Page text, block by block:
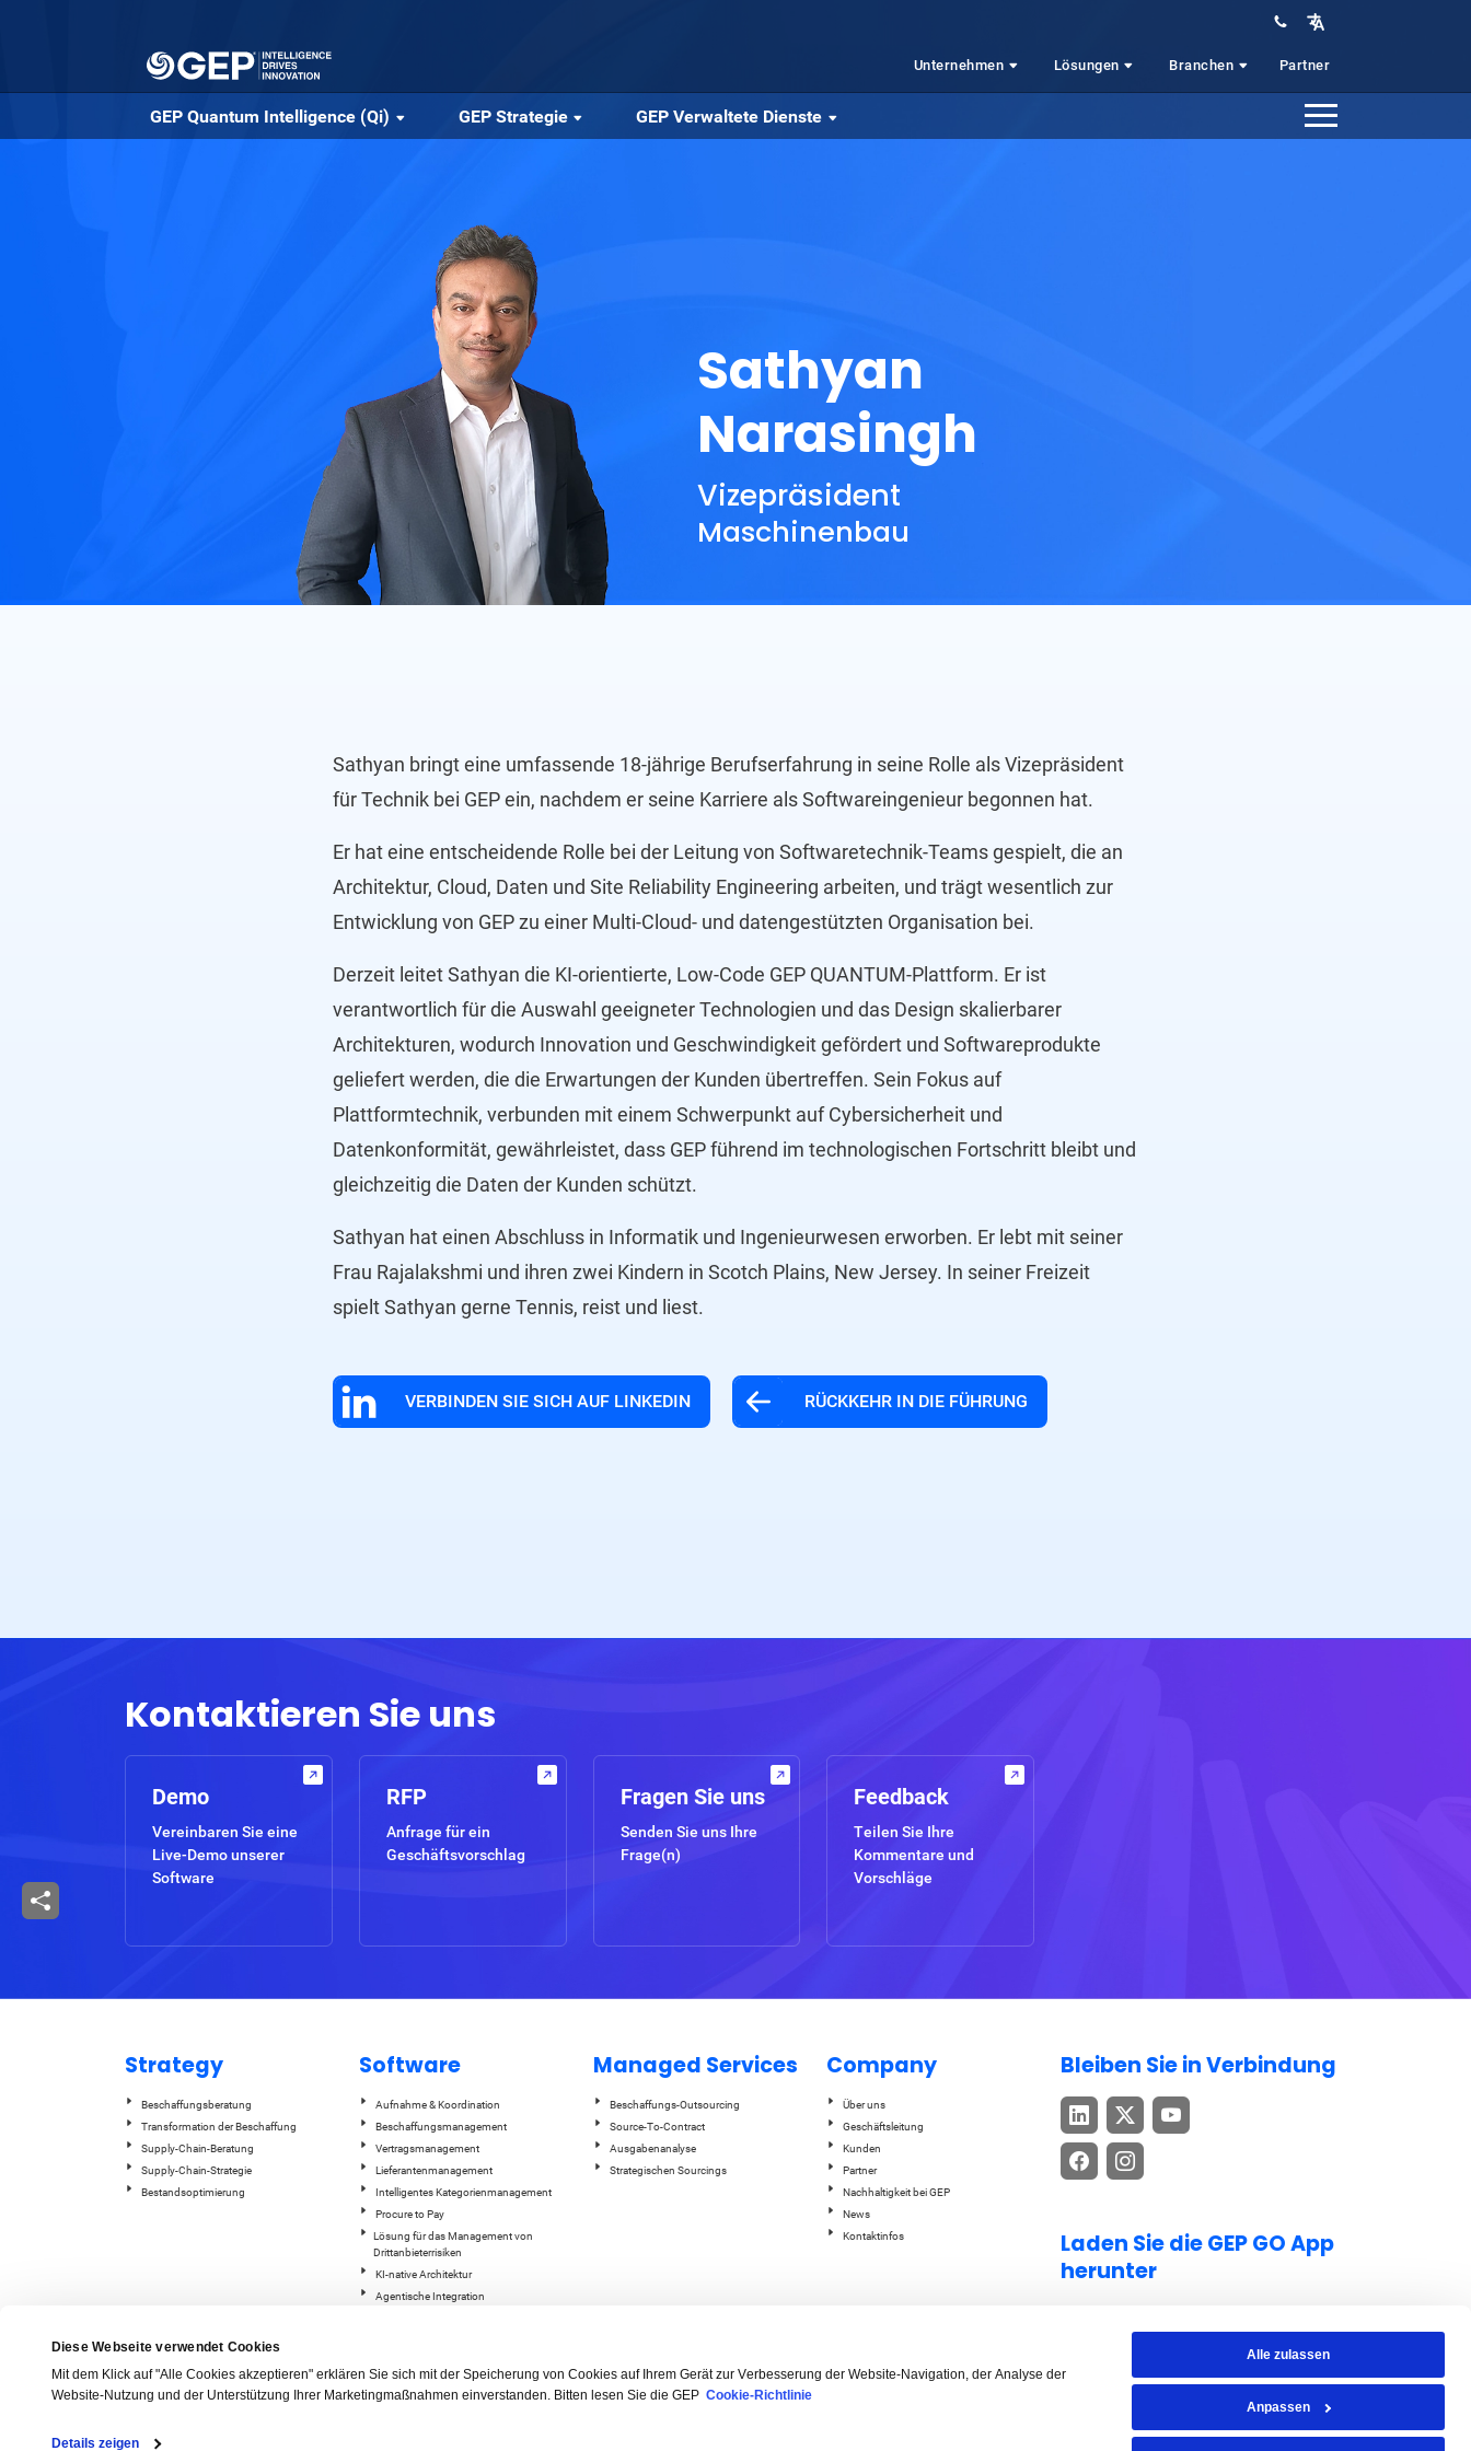
Diese Webseite verwendet Cookies
Mit dem Klick auf "Alle Cookies akzeptieren" erklären Sie sich mit der Speicherung von Cookies auf Ihrem Gerät zur Verbesserung der Website-Navigation, der Analyse der
Website-Nutzung und der Unterstützung Ihrer Marketingmaßnahmen einverstanden. Bitten lesen Sie die GEP Cookie-Richtlinie
Details zeigen
Alle zulassen
Anpassen
Unternehmen Lösungen Branchen Partner
GEP Quantum Intelligence (Qi) GEP Strategie GEP Verwaltete Dienste
Sathyan
Narasingh
Vizepräsident
Maschinenbau
Sathyan bringt eine umfassende 18-jährige Berufserfahrung in seine Rolle als Vizepräsident
für Technik bei GEP ein, nachdem er seine Karriere als Softwareingenieur begonnen hat.
Er hat eine entscheidende Rolle bei der Leitung von Softwaretechnik-Teams gespielt, die an
Architektur, Cloud, Daten und Site Reliability Engineering arbeiten, und trägt wesentlich zur
Entwicklung von GEP zu einer Multi-Cloud- und datengestützten Organisation bei.
Derzeit leitet Sathyan die KI-orientierte, Low-Code GEP QUANTUM-Plattform. Er ist
verantwortlich für die Auswahl geeigneter Technologien und das Design skalierbarer
Architekturen, wodurch Innovation und Geschwindigkeit gefördert und Softwareprodukte
geliefert werden, die die Erwartungen der Kunden übertreffen. Sein Fokus auf
Plattformtechnik, verbunden mit einem Schwerpunkt auf Cybersicherheit und
Datenkonformität, gewährleistet, dass GEP führend im technologischen Fortschritt bleibt und
gleichzeitig die Daten der Kunden schützt.
Sathyan hat einen Abschluss in Informatik und Ingenieurwesen erworben. Er lebt mit seiner
Frau Rajalakshmi und ihren zwei Kindern in Scotch Plains, New Jersey. In seiner Freizeit
spielt Sathyan gerne Tennis, reist und liest.
VERBINDEN SIE SICH AUF LINKEDIN RÜCKKEHR IN DIE FÜHRUNG
Kontaktieren Sie uns
Demo
Vereinbaren Sie eine
Live-Demo unserer
Software
RFP
Anfrage für ein
Geschäftsvorschlag
Fragen Sie uns
Senden Sie uns Ihre
Frage(n)
Feedback
Teilen Sie Ihre
Kommentare und
Vorschläge
Strategy
Beschaffungsberatung
Transformation der Beschaffung
Supply-Chain-Beratung
Supply-Chain-Strategie
Bestandsoptimierung
Software
Aufnahme & Koordination
Beschaffungsmanagement
Vertragsmanagement
Lieferantenmanagement
Intelligentes Kategorienmanagement
Procure to Pay
Lösung für das Management von
Drittanbieterrisiken
KI-native Architektur
Agentische Integration
Managed Services
Beschaffungs-Outsourcing
Source-To-Contract
Ausgabenanalyse
Strategischen Sourcings
Company
Über uns
Geschäftsleitung
Kunden
Partner
Nachhaltigkeit bei GEP
News
Kontaktinfos
Bleiben Sie in Verbindung
Laden Sie die GEP GO App
herunter
Laufenden – jederzeit und überall.